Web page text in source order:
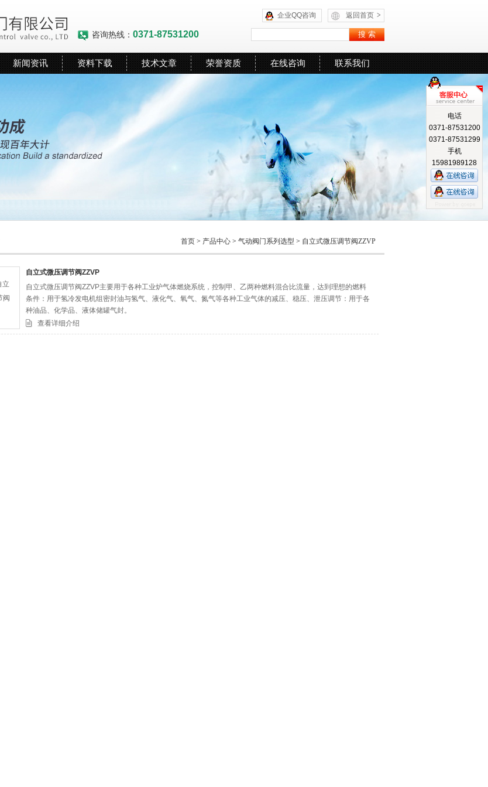
返回首页 >
企业QQ咨询
咨询热线： 0371-87531200
新闻资讯 资料下载 技术文章 荣誉资质 在线咨询 联系我们
首页 > 产品中心 > 气动阀门系列选型 > 自立式微压调节阀ZZVP
自立式微压调节阀ZZVP
自立式微压调节阀ZZVP主要用于各种工业炉气体燃烧系统，控制甲、乙两种燃料混合比流量，达到理想的燃料
条件：用于氢冷发电机组密封油与氢气、液化气、氧气、氮气等各种工业气体的减压、稳压、泄压调节：用于各
种油品、化学品、液体储罐气封。
查看详细介绍
电话
0371-87531200
0371-87531299
手机
15981989128